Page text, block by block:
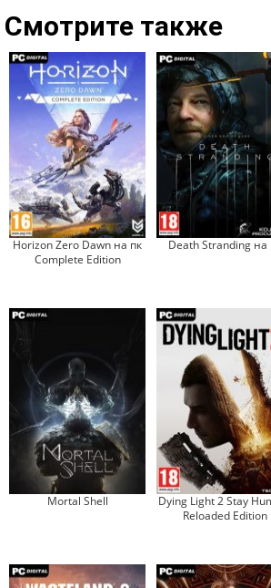
Смотрите также
Horizon Zero Dawn на пк
Complete Edition
Death Stranding на
Mortal Shell
Dying Light 2 Stay
Reloaded Edition